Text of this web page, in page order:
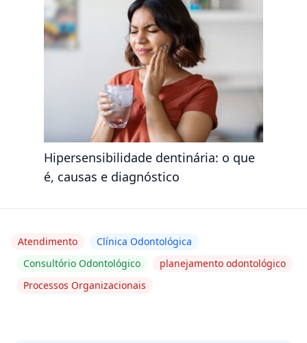
Hipersensibilidade dentinária: o que
é, causas e diagnóstico
Atendimento
Clínica Odontológica
Consultório Odontológico
planejamento odontológico
Processos Organizacionais